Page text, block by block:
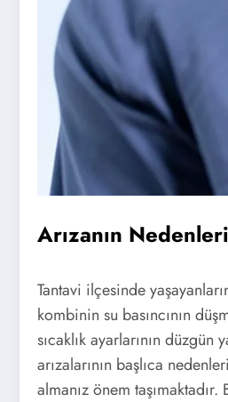
Arızanın Nedenleri
Tantavi ilçesinde
kombinin su basıncının
sıcaklık ayarlarının
arızalarının başlıca
almanız önem